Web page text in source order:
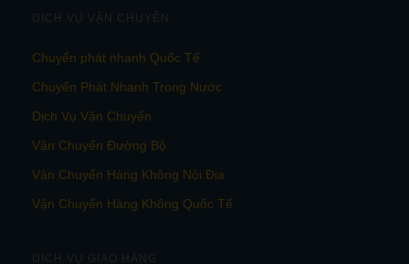
DỊCH VỤ VẬN CHUYỂN
Chuyển phát nhanh Quốc Tế
Chuyển Phát Nhanh Trong Nước
Dịch Vụ Vận Chuyển
Vận Chuyển Đường Bộ
Vận Chuyển Hàng Không Nội Địa
Vận Chuyển Hàng Không Quốc Tế
DỊCH VỤ GIAO HÀNG